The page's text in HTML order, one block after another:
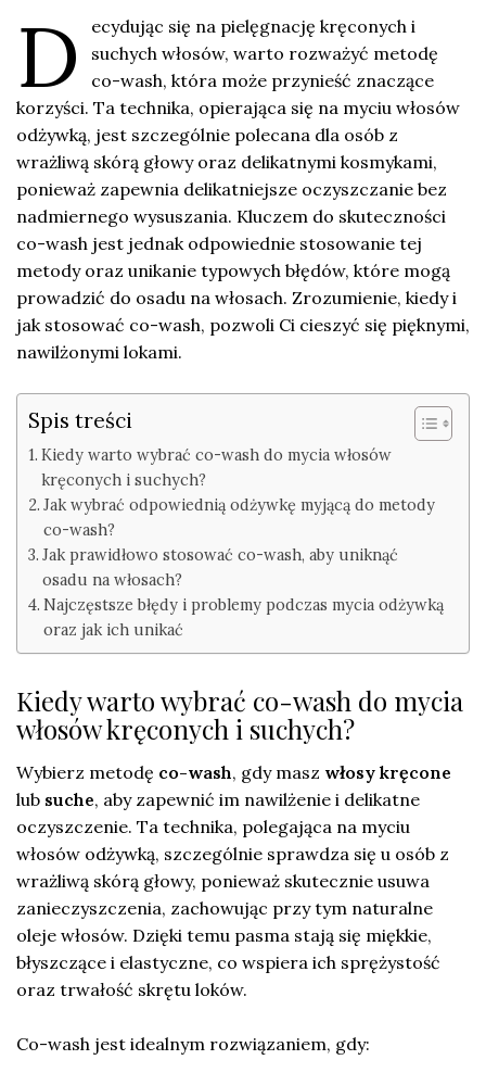
D
ecydując się na pielęgnację kręconych i
suchych włosów, warto rozważyć metodę
co-wash, która może przynieść znaczące
korzyści. Ta technika, opierająca się na myciu włosów
odżywką, jest szczególnie polecana dla osób z
wrażliwą skórą głowy oraz delikatnymi kosmykami,
ponieważ zapewnia delikatniejsze oczyszczanie bez
nadmiernego wysuszania. Kluczem do skuteczności
co-wash jest jednak odpowiednie stosowanie tej
metody oraz unikanie typowych błędów, które mogą
prowadzić do osadu na włosach. Zrozumienie, kiedy i
jak stosować co-wash, pozwoli Ci cieszyć się pięknymi,
nawilżonymi lokami.
Spis treści
Kiedy warto wybrać co-wash do mycia włosów
kręconych i suchych?
Jak wybrać odpowiednią odżywkę myjącą do metody
co-wash?
Jak prawidłowo stosować co-wash, aby uniknąć
osadu na włosach?
Najczęstsze błędy i problemy podczas mycia odżywką
oraz jak ich unikać
Kiedy warto wybrać co-wash do mycia
włosów kręconych i suchych?
Wybierz metodę co-wash, gdy masz włosy kręcone
lub suche, aby zapewnić im nawilżenie i delikatne
oczyszczenie. Ta technika, polegająca na myciu
włosów odżywką, szczególnie sprawdza się u osób z
wrażliwą skórą głowy, ponieważ skutecznie usuwa
zanieczyszczenia, zachowując przy tym naturalne
oleje włosów. Dzięki temu pasma stają się miękkie,
błyszczące i elastyczne, co wspiera ich sprężystość
oraz trwałość skrętu loków.
Co-wash jest idealnym rozwiązaniem, gdy: